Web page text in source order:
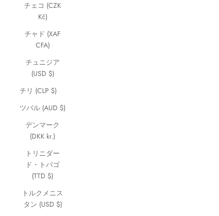
チェコ (CZK
Kč)
チャド (XAF
CFA)
チュニジア
(USD $)
チリ (CLP $)
ツバル (AUD $)
デンマーク
(DKK kr.)
トリニダー
ド・トバゴ
(TTD $)
トルクメニス
タン (USD $)